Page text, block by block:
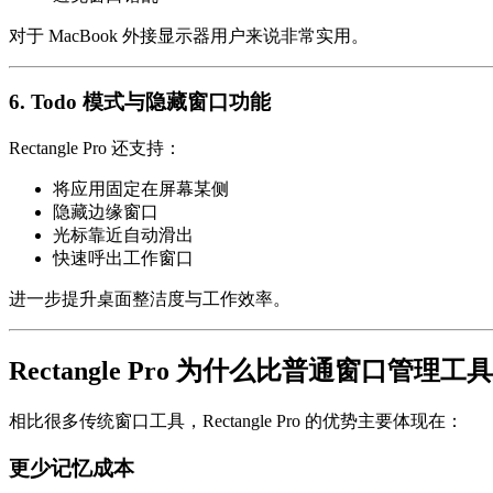
对于 MacBook 外接显示器用户来说非常实用。
6. Todo 模式与隐藏窗口功能
Rectangle Pro 还支持：
将应用固定在屏幕某侧
隐藏边缘窗口
光标靠近自动滑出
快速呼出工作窗口
进一步提升桌面整洁度与工作效率。
Rectangle Pro 为什么比普通窗口管理工
相比很多传统窗口工具，Rectangle Pro 的优势主要体现在：
更少记忆成本